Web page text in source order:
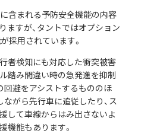
に含まれる予防安全機能の内容
ますが、タントではオプション
採用されています。
者検知にも対応した衝突被害
踏み間違い時の急発進を抑制
回避をアシストするもののほ
ながら先行車に追従したり、ス
して車線からはみ出さないよ
機能もあります。